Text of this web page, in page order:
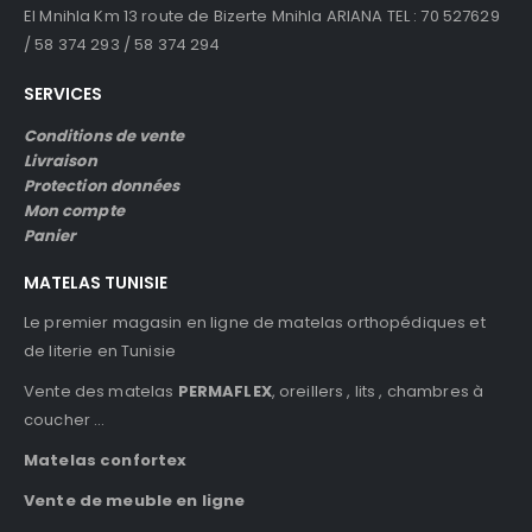
El Mnihla Km 13 route de Bizerte Mnihla ARIANA TEL : 70 527629
/ 58 374 293 / 58 374 294
SERVICES
Conditions de vente
Livraison
Protection données
Mon compte
Panier
MATELAS TUNISIE
Le premier magasin en ligne de matelas orthopédiques et
de literie en Tunisie
Vente des matelas PERMAFLEX, oreillers , lits , chambres à
coucher …
Matelas confortex
Vente de meuble en ligne